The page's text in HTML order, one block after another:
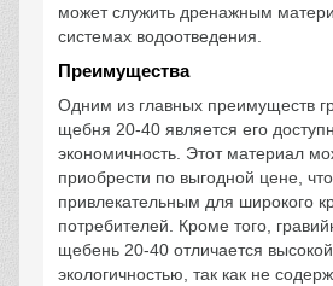
может служить дренажным
системах водоотведения.
Преимущества
Одним из главных преимуществ
щебня 20-40 является его
экономичность. Этот материал
приобрести по выгодной цене,
привлекательным для широкого
потребителей. Кроме того,
щебень 20-40 отличается высокой
экологичностью, так как не